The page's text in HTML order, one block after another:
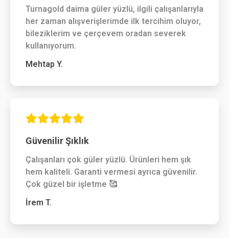
Turnagold daima güler yüzlü, ilgili çalışanlarıyla
her zaman alışverişlerimde ilk tercihim oluyor,
bileziklerim ve çerçevem oradan severek
kullanıyorum.
Mehtap Y.
Güvenilir Şıklık
Çalışanları çok güler yüzlü. Ürünleri hem şık
hem kaliteli. Garanti vermesi ayrıca güvenilir.
Çok güzel bir işletme 🥰
İrem T.